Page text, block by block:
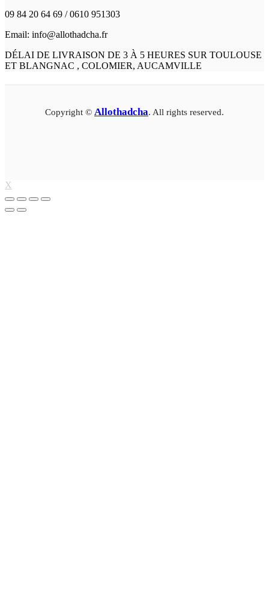
09 84 20 64 69 / 0610 951303
Email: info@allothadcha.fr
DÉLAI DE LIVRAISON DE 3 À 5 HEURES SUR TOULOUSE
ET BLANGNAC , COLOMIER, AUCAMVILLE
Copyright © Allothadcha. All rights reserved.
X